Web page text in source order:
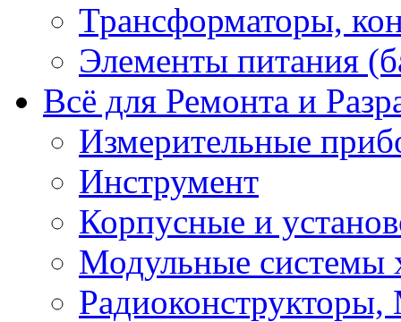
Трансформаторы,
Элементы питания
Всё для Ремонта и
Измерительные
Инструмент
Корпусные и
Модульные системы